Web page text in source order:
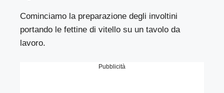
Cominciamo la preparazione degli involtini
portando le fettine di vitello su un tavolo da
lavoro.
Pubblicità